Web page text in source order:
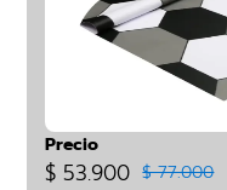
Precio
$ 53.900 $ 77.000